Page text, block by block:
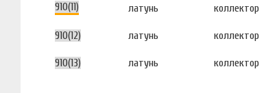
910(11) латунь коллектор
910(12) латунь коллектор
910(13) латунь коллектор